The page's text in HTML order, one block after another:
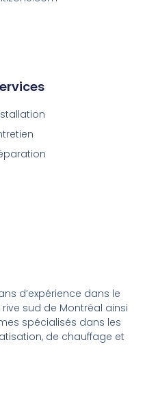
d’expérience dans le
sud de Montréal ainsi
spécialisés dans les
de chauffage et